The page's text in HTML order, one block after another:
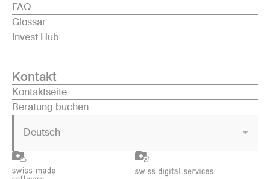
FAQ
Glossar
Invest Hub
Kontakt
Kontaktseite
Beratung buchen
Deutsch